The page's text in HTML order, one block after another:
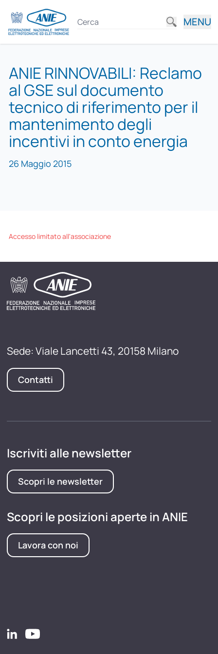
MENU
ANIE RINNOVABILI: Reclamo
al GSE sul documento
tecnico di riferimento per il
mantenimento degli
incentivi in conto energia
26 Maggio 2015
Accesso limitato all'associazione
Sede: Viale Lancetti 43, 20158 Milano
Contatti
Iscriviti alle newsletter
Scopri le newsletter
Scopri le posizioni aperte in ANIE
Lavora con noi